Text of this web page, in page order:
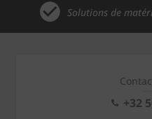
Solutions de
+32